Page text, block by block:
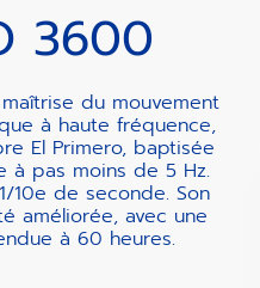
3600
du mouvement
à haute fréquence,
El Primero, baptisée
à pas moins de 5 Hz.
10e de seconde. Son
améliorée, avec une
à 60 heures.